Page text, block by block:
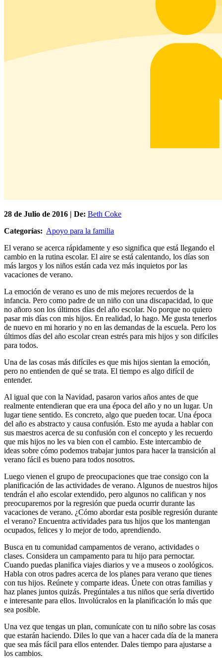
28 de Julio de 2016 | De: Beth Coke
Categorías: Apoyo para la familia
El verano se acerca rápidamente y eso significa que está llegando el
cambio en la rutina escolar. El aire se está calentando, los días son
más largos y los niños están cada vez más inquietos por las
vacaciones de verano.
La emoción de verano es uno de mis mejores recuerdos de la
infancia. Pero como padre de un niño con una discapacidad, lo que
no añoro son los últimos días del año escolar. No porque no quiero
pasar mis días con mis hijos. En realidad, lo hago. Me gusta tenerlos
de nuevo en mi horario y no en las demandas de la escuela. Pero los
últimos días del año escolar crean estrés para mis hijos y son difíciles
para todos.
Una de las cosas más difíciles es que mis hijos sientan la emoción,
pero no entienden de qué se trata. El tiempo es algo difícil de
entender.
Al igual que con la Navidad, pasaron varios años antes de que
realmente entendieran que era una época del año y no un lugar. Un
lugar tiene sentido. Es concreto, algo que pueden tocar. Una época
del año es abstracto y causa confusión. Esto me ayuda a hablar con
sus maestros acerca de su confusión con el concepto y les recuerdo
que mis hijos no les va bien con el cambio. Este intercambio de
ideas sobre cómo podemos trabajar juntos para hacer la transición al
verano fácil es bueno para todos nosotros.
Luego vienen el grupo de preocupaciones que trae consigo con la
planificación de las actividades de verano. Algunos de nuestros hijos
tendrán el año escolar extendido, pero algunos no califican y nos
preocuparemos por la regresión que pueda ocurrir durante las
vacaciones de verano. ¿Cómo abordar esta posible regresión durante
el verano? Encuentra actividades para tus hijos que los mantengan
ocupados, felices y lo mejor de todo, aprendiendo.
Busca en tu comunidad campamentos de verano, actividades o
clases. Considera un campamento para tu hijo para pernoctar.
Cuando puedas planifica viajes diarios y ve a museos o zoológicos.
Habla con otros padres acerca de los planes para verano que tienes
con tus hijos. Reúnete y comparte ideas. Únete con otras familias y
haz planes juntos quizás. Pregúntales a tus niños que sería divertido
e interesante para ellos. Involúcralos en la planificación lo más que
sea posible.
Una vez que tengas un plan, comunícate con tu niño sobre las cosas
que estarán haciendo. Diles lo que van a hacer cada día de la manera
que sea más fácil para ellos entender. Dales tiempo para ajustarse a
los cambios.